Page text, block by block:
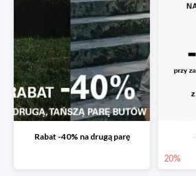
Rabat -40% na drugą parę
20%